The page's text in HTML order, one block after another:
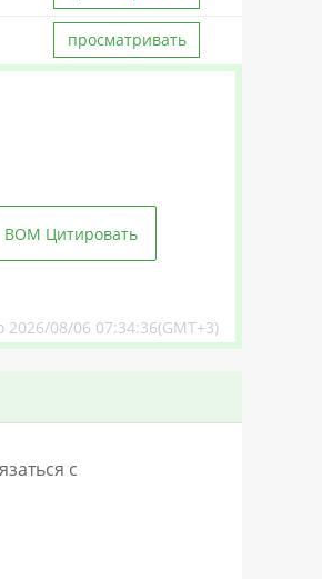
просматривать
BOM Цитировать
2026/08/06 07:34:36(GMT+3)
с